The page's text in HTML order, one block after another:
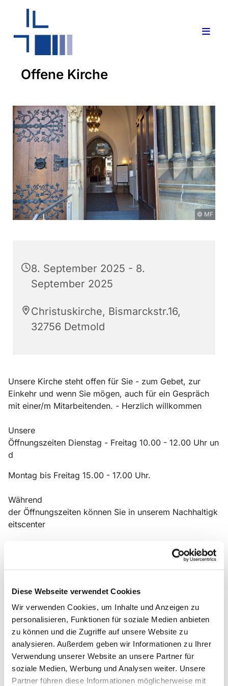
Diese Webseite verwendet Cookies
Wir verwenden Cookies, um Inhalte und Anzeigen zu
personalisieren, Funktionen für soziale Medien anbieten
zu können und die Zugriffe auf unsere Website zu
analysieren. Außerdem geben wir Informationen zu Ihrer
Verwendung unserer Website an unsere Partner für
soziale Medien, Werbung und Analysen weiter. Unsere
Partner führen diese Informationen möglicherweise mit
Offene Kirche
© MF
8. September 2025 - 8.
September 2025
Christuskirche, Bismarckstr.16,
32756 Detmold
Unsere Kirche steht offen für Sie - zum Gebet, zur
Einkehr und wenn Sie mögen, auch für ein Gespräch
mit einer/m Mitarbeitenden. - Herzlich willkommen
Unsere
Öffnungszeiten Dienstag - Freitag 10.00 - 12.00 Uhr un
d
Montag bis Freitag 15.00 - 17.00 Uhr.
Während
der Öffnungszeiten können Sie in unserem Nachhaltigk
eitscenter
Hinter der 2. Tür
an
der Bismarckstr. verbirgt sich unsere Sammelstelle Klei
derspenden.